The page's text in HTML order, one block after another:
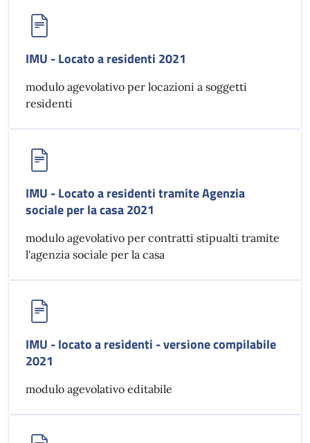
IMU - Locato a residenti 2021
modulo agevolativo per locazioni a soggetti
residenti
IMU - Locato a residenti tramite Agenzia
sociale per la casa 2021
modulo agevolativo per contratti stipualti tramite
l'agenzia sociale per la casa
IMU - locato a residenti - versione compilabile
2021
modulo agevolativo editabile